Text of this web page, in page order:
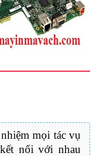
mọi tác vụ
nối với nhau